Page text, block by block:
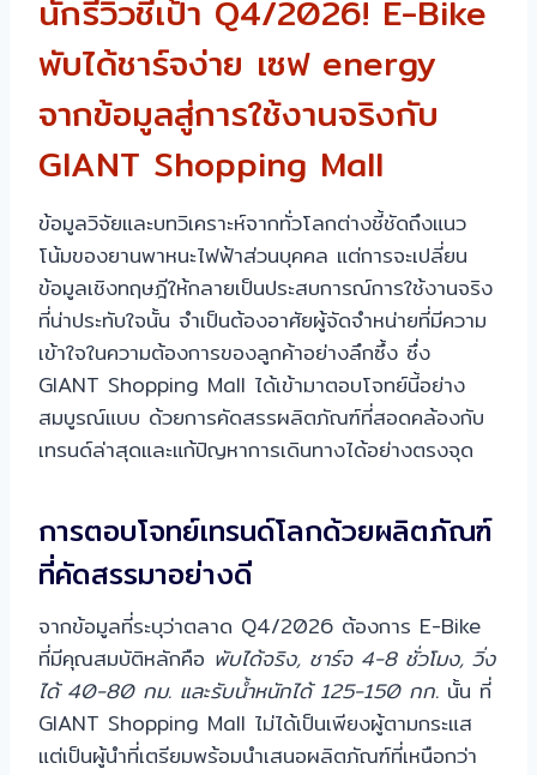
นักรีวิวชี้เป้า Q4/2026! E-Bike
พับได้ชาร์จง่าย เซฟ energy
จากข้อมูลสู่การใช้งานจริงกับ
GIANT Shopping Mall
ข้อมูลวิจัยและบทวิเคราะห์จากทั่วโลกต่างชี้ชัดถึงแนว
โน้มของยานพาหนะไฟฟ้าส่วนบุคคล แต่การจะเปลี่ยน
ข้อมูลเชิงทฤษฎีให้กลายเป็นประสบการณ์การใช้งานจริง
ที่น่าประทับใจนั้น จำเป็นต้องอาศัยผู้จัดจำหน่ายที่มีความ
เข้าใจในความต้องการของลูกค้าอย่างลึกซึ้ง ซึ่ง
GIANT Shopping Mall ได้เข้ามาตอบโจทย์นี้อย่าง
สมบูรณ์แบบ ด้วยการคัดสรรผลิตภัณฑ์ที่สอดคล้องกับ
เทรนด์ล่าสุดและแก้ปัญหาการเดินทางได้อย่างตรงจุด
การตอบโจทย์เทรนด์โลกด้วยผลิตภัณฑ์
ที่คัดสรรมาอย่างดี
จากข้อมูลที่ระบุว่าตลาด Q4/2026 ต้องการ E-Bike
ที่มีคุณสมบัติหลักคือ พับได้จริง, ชาร์จ 4-8 ชั่วโมง, วิ่ง
ได้ 40-80 กม. และรับน้ำหนักได้ 125-150 กก. นั้น ที่
GIANT Shopping Mall ไม่ได้เป็นเพียงผู้ตามกระแส
แต่เป็นผู้นำที่เตรียมพร้อมนำเสนอผลิตภัณฑ์ที่เหนือกว่า